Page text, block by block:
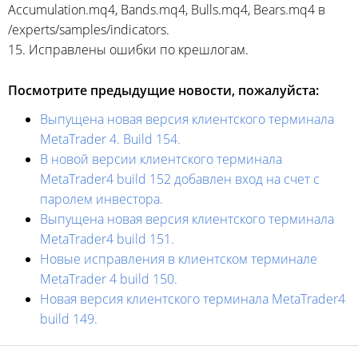
Accumulation.mq4, Bands.mq4, Bulls.mq4, Bears.mq4 в
/experts/samples/indicators.
15. Исправлены ошибки по крешлогам.
Посмотрите предыдущие новости, пожалуйста:
Выпущена новая версия клиентского терминала
MetaTrader 4. Build 154.
В новой версии клиентского терминала
MetaTrader4 build 152 добавлен вход на счет с
паролем инвестора.
Выпущена новая версия клиентского терминала
MetaTrader4 build 151.
Новые исправления в клиентском терминале
MetaTrader 4 build 150.
Новая версия клиентского терминала MetaTrader4
build 149.